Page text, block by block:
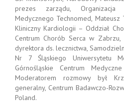
prezes zarządu, Organizacja
Medycznego Technomed, Mateusz
Kliniczny Kardiologii – Oddział
Centrum Chorób Serca w Zabrzu,
dyrektora ds. lecznictwa,
Nr 7 Śląskiego Uniwersytetu
Górnośląskie Centrum
Moderatorem rozmowy był
generalny, Centrum Badawczo-
Poland.